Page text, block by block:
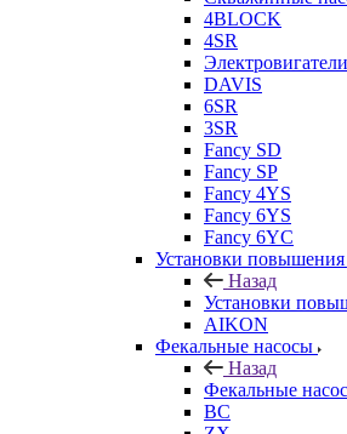
4BLOCK
4SR
Электровигатели
DAVIS
6SR
3SR
Fancy SD
Fancy SP
Fancy 4YS
Fancy 6YS
Fancy 6YC
Установки повышения
Назад
Установки
AIKON
Фекальные насосы
Назад
Фекальные
BC